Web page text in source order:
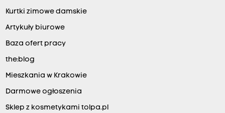
Kurtki zimowe damskie
Artykuły biurowe
Baza ofert pracy
the:blog
Mieszkania w Krakowie
Darmowe ogłoszenia
Sklep z kosmetykami tolpa.pl